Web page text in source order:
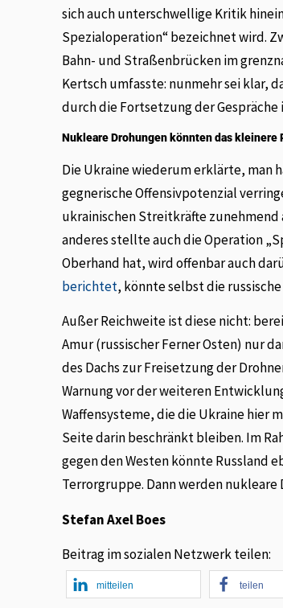
sich auch unterschwellige Kritik
Spezialoperation“ bezeichnet wird.
Bahn- und Straßenbrücken im
Kertsch umfasste: nunmehr sei klar,
durch die Fortsetzung der
Nukleare Drohungen könnten das kleinere
Die Ukraine wiederum erklärte, man
gegnerische Offensivpotenzial
ukrainischen Streitkräfte zunehmend
anderes stellte auch die Operation
Oberhand hat, wird offenbar auch
berichtet, könnte selbst die
Außer Reichweite ist diese nicht:
Amur (russischer Ferner Osten) nur
des Dachs zur Freisetzung der
Warnung vor der weiteren
Waffensysteme, die die Ukraine hier
Seite darin beschränkt bleiben. Im
gegen den Westen könnte Russland
Terrorgruppe. Dann werden
Stefan Axel Boes
Beitrag im sozialen Netzwerk teilen:
mitteilen teilen